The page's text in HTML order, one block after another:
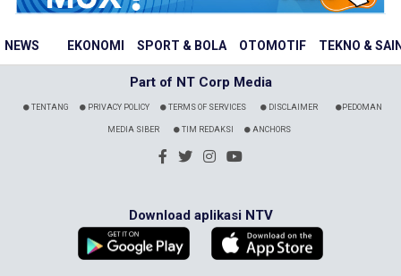
NEWS EKONOMI SPORT & BOLA OTOMOTIF TEKNO &
Part of NT Corp Media
TENTANG PRIVACY POLICY TERMS OF SERVICES DISCLAIMER PEDOMAN
MEDIA SIBER TIM REDAKSI ANCHORS
Download aplikasi NTV